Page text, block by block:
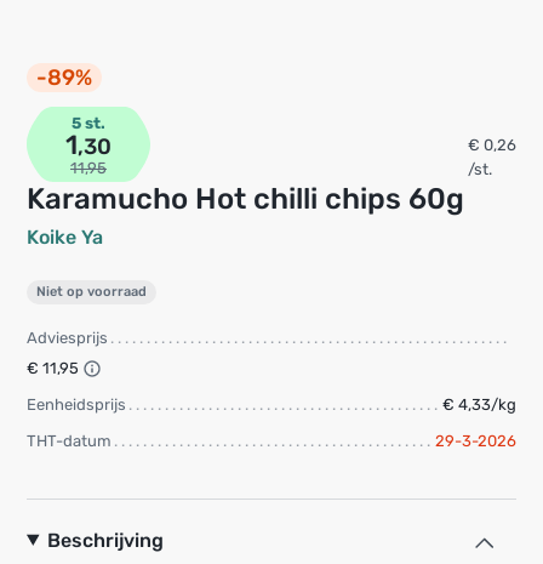
-89%
Karamucho Hot chilli chips 60g
Koike Ya
5 st.
1,30
11,95
€ 0,26
/st.
Niet op voorraad
Adviesprijs
€ 11,95
Eenheidsprijs
€ 4,33/kg
THT-datum
29-3-2026
Beschrijving